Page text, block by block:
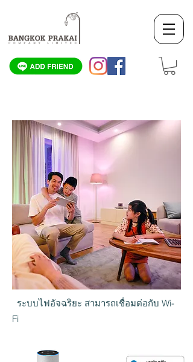
ระบบไฟอัจฉริยะ สามารถเชื่อมต่อกับ Wi-
Fi